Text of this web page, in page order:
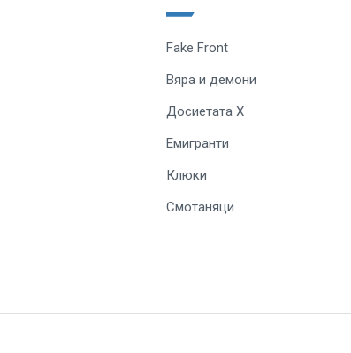
Fake Front
Вяра и демони
Досиетата Х
Емигранти
Клюки
Смотаняци